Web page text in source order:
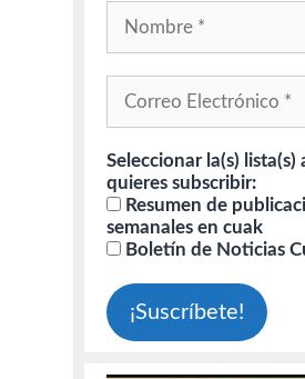
Seleccionar la(s) lista(s)
quieres subscribir:
Resumen de
semanales en cuak
Boletín de Noticias